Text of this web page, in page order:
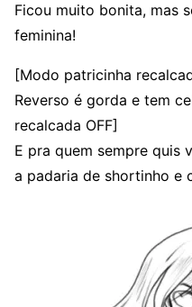
Ficou muito bonita, mas
feminina!
[Modo patricinha
Reverso é gorda e tem
recalcada OFF]
E pra quem sempre quis
a padaria de shortinho e